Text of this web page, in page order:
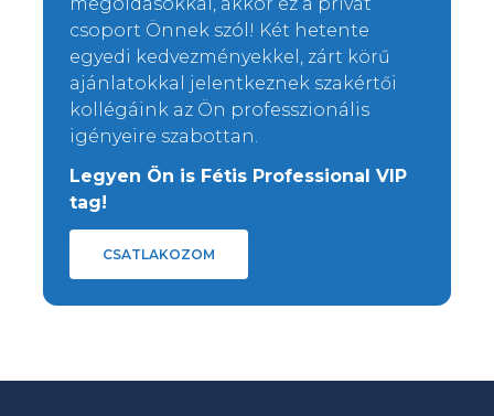
csoport Önnek szól! Két hetente
egyedi kedvezményekkel, zárt körű
ajánlatokkal jelentkeznek szakértői
kollégáink az Ön professzionális
igényeire szabottan.
Legyen Ön is Fétis Professional VIP
tag!
CSATLAKOZOM